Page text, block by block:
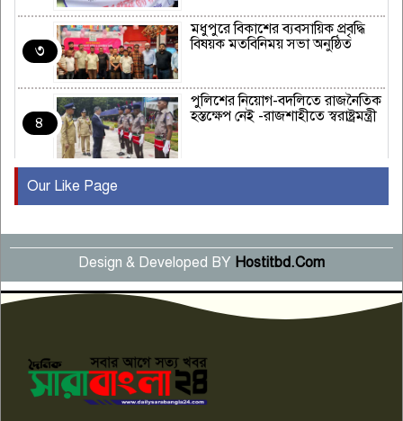
৩
মধুপুরে বিকাশের ব্যবসায়িক প্রবৃদ্ধি
বিষয়ক মতবিনিময় সভা অনুষ্ঠিত
৪
পুলিশের নিয়োগ-বদলিতে রাজনৈতিক
হস্তক্ষেপ নেই -রাজশাহীতে স্বরাষ্ট্রমন্ত্রী
৫
বছর পূর্তি উদযাপন
৬
সংবাদ সম্মেলনে অভিযোগ অস্বীকার
উদ্দেশ্য প্রণোদিত সংবাদ প্রকাশের
প্রতিবাদ নাজির হাসানের
৭
কেটে ঘরে ঢুকে স্কুল শিক্ষিকাকে হত্যা
টয়লেটের ট্যাংকি থেকে লাশ উদ্ধার
Our Like Page
Design & Developed BY Hostitbd.Com